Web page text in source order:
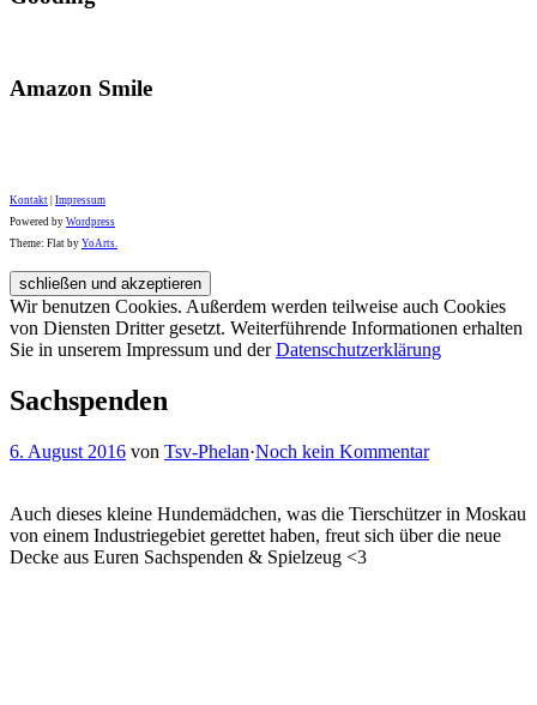
Amazon Smile
Kontakt Impressum
Powered by Wordpress
Theme: Flat by YoArts.
Wir benutzen Cookies. Außerdem werden teilweise auch Cookies
von Diensten Dritter gesetzt. Weiterführende Informationen erhalten
Sie in unserem Impressum und derDatenschutzerklärung
Sachspenden
6. August 2016 von Tsv-Phelan·Noch kein Kommentar
Auch dieses kleine Hundemädchen, was die Tierschützer in Moskau
von einem Industriegebiet gerettet haben, freut sich über die neue
Decke aus Euren Sachspenden & Spielzeug <3